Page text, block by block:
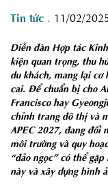
Tin tức . 11/02/
Diễn đàn Hợp tác
kiện quan trọng, thu
du khách, mang lại
cai. Để chuẩn bị cho
Francisco hay
chỉnh trang đô thị và
APEC 2027, đang đối
môi trường và quy
“đảo ngọc” có thể
này và xây dựng hình